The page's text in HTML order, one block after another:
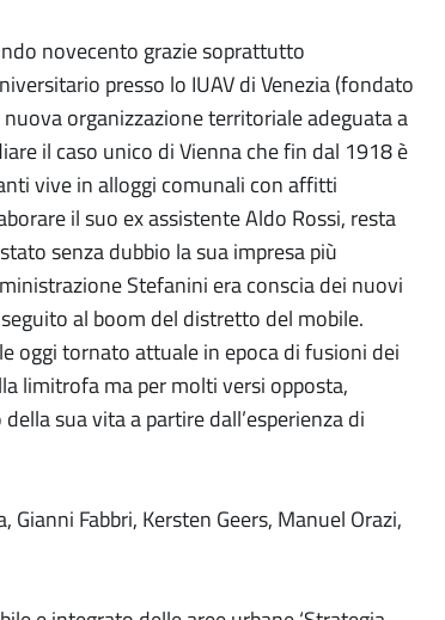
novecento grazie soprattutto
presso lo IUAV di Venezia (fondato
organizzazione territoriale adeguata a
il caso unico di Vienna che fin dal 1918 è
vive in alloggi comunali con affitti
il suo ex assistente Aldo Rossi, resta
senza dubbio la sua impresa più
Stefanini era conscia dei nuovi
al boom del distretto del mobile.
oggi tornato attuale in epoca di fusioni dei
limitrofa ma per molti versi opposta,
sua vita a partire dall’esperienza di
Fabbri, Kersten Geers, Manuel Orazi,